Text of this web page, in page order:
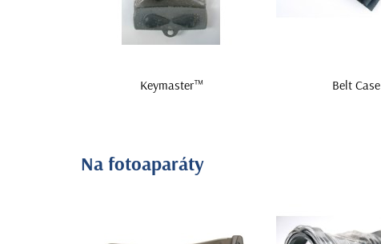
Keymaster™ Belt Case
Na fotoaparáty